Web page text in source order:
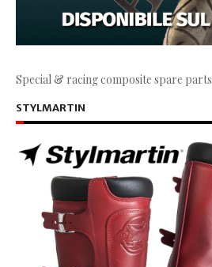
Special & racing composite spare parts
STYLMARTIN